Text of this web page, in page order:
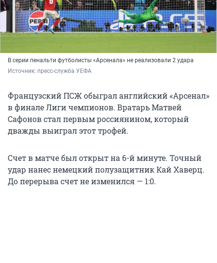
В серии пенальти футболисты «Арсенала» не реализовали 2 удара
Источник: пресс-служба УЕФА
Французский ПСЖ обыграл английский «Арсенал»
в финале Лиги чемпионов. Вратарь Матвей
Сафонов стал первым россиянином, который
дважды выиграл этот трофей.
Счет в матче был открыт на 6-й минуте. Точный
удар нанес немецкий полузащитник Кай Хаверц.
До перерыва счет не изменился — 1:0.